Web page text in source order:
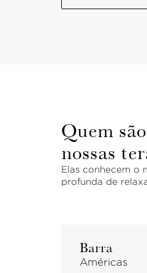
Quem são
nossas
Elas conhecem o
profunda de
Barra
Américas